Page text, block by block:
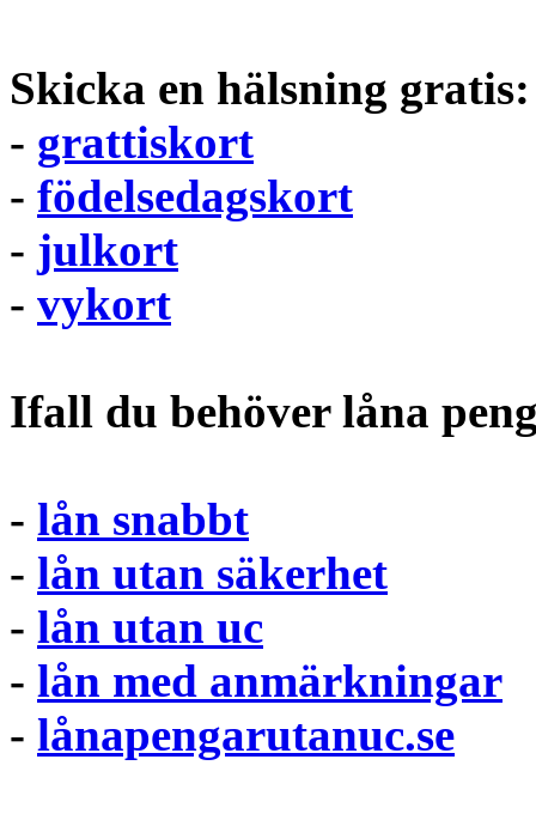
Skicka en hälsning gratis:
- grattiskort
- födelsedagskort
- julkort
- vykort
Ifall du behöver låna
- lån snabbt
- lån utan säkerhet
- lån utan uc
- lån med anmärkningar
- lånapengarutanuc.se